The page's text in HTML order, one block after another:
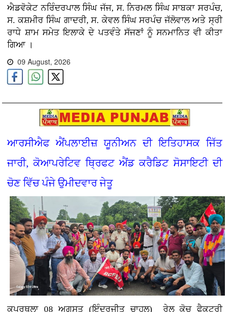
ਐਡਵੋਕੇਟ ਨਰਿੰਦਰਪਾਲ ਸਿੰਘ ਜੱਜ, ਸ. ਨਿਰਮਲ ਸਿੰਘ ਸਾਬਕਾ ਸਰਪੰਚ,
ਸ. ਕਸ਼ਮੀਰ ਸਿੰਘ ਗਾਦਰੀ, ਸ. ਕੇਵਲ ਸਿੰਘ ਸਰਪੰਚ ਜੱਲੋਵਾਲ ਅਤੇ ਸ੍ਰੀ
ਰਾਧੇ ਸ਼ਾਮ ਸਮੇਤ ਇਲਾਕੇ ਦੇ ਪਤਵੰਤੇ ਸੱਜਣਾਂ ਨੂੰ ਸਨਮਾਨਿਤ ਵੀ ਕੀਤਾ
ਗਿਆ ।
09 August, 2026
ਆਰਸੀਐਫ ਐਂਪਲਾਈਜ਼ ਯੂਨੀਅਨ ਦੀ ਇਤਿਹਾਸਕ ਜਿੱਤ
ਜਾਰੀ, ਕੋਆਪਰੇਟਿਵ ਥ੍ਰਿਫਟ ਐਂਡ ਕਰੈਡਿਟ ਸੋਸਾਇਟੀ ਦੀ
ਚੋਣ ਵਿੱਚ ਪੰਜੇ ਉਮੀਦਵਾਰ ਜੇਤੂ
ਕਪੂਰਥਲਾ 08 ਅਗਸਤ (ਇੰਦਰਜੀਤ ਚਾਹਲ)
ਰੇਲ ਕੋਚ ਫੈਕਟਰੀ